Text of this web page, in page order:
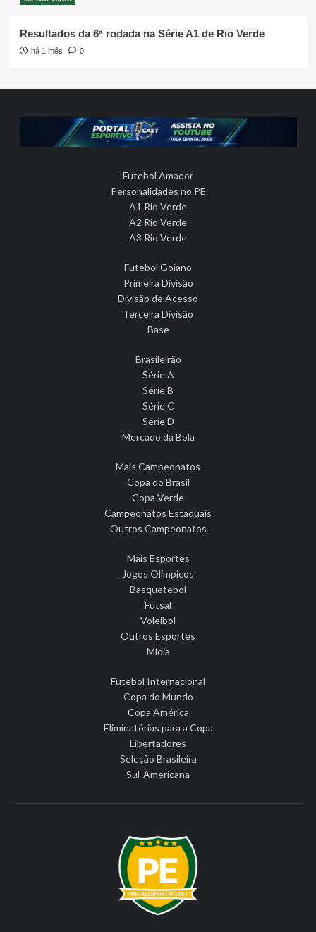
Resultados da 6ª rodada na Série A1 de Rio Verde
há 1 mês 0
Futebol Amador
Personalidades no PE
A1 Rio Verde
A2 Rio Verde
A3 Rio Verde
Futebol Goiano
Primeira Divisão
Divisão de Acesso
Terceira Divisão
Base
Brasileirão
Série A
Série B
Série C
Série D
Mercado da Bola
Mais Campeonatos
Copa do Brasil
Copa Verde
Campeonatos Estaduais
Outros Campeonatos
Mais Esportes
Jogos Olímpicos
Basquetebol
Futsal
Voleibol
Outros Esportes
Mídia
Futebol Internacional
Copa do Mundo
Copa América
Eliminatórias para a Copa
Libertadores
Seleção Brasileira
Sul-Americana